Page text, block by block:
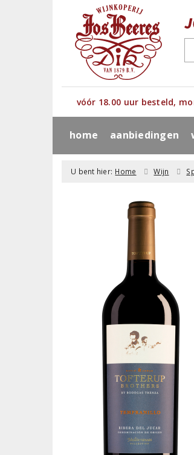
vóór 18.00 uur besteld,
home aanbiedingen
U bent hier: Home Wijn